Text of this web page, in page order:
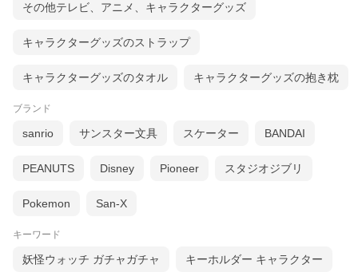
その他テレビ、アニメ、キャラクターグッズ
キャラクターグッズのストラップ
キャラクターグッズのタオル キャラクターグッズの抱き枕
ブランド
sanrio サンスター文具 スケーター BANDAI
PEANUTS Disney Pioneer スタジオジブリ
Pokemon San-X
キーワード
妖怪ウォッチ ガチャガチャ キーホルダー キャラクター